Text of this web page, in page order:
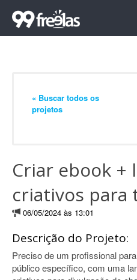
« Buscar todos os
projetos
Criar ebook +
criativos para
06/05/2024 às 13:01
Descrição do Projeto:
Preciso de um profissional
público específico, com uma